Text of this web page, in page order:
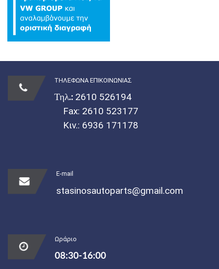
ΤΗΛΕΦΩΝΑ ΕΠΙΚΟΙΝΩΝΙΑΣ
Τηλ.: 2610 526194
Fax: 2610 523177
Κιν.: 6936 171178
E-mail
stasinosautoparts@gmail.com
Ωράριο
08:30-16:00